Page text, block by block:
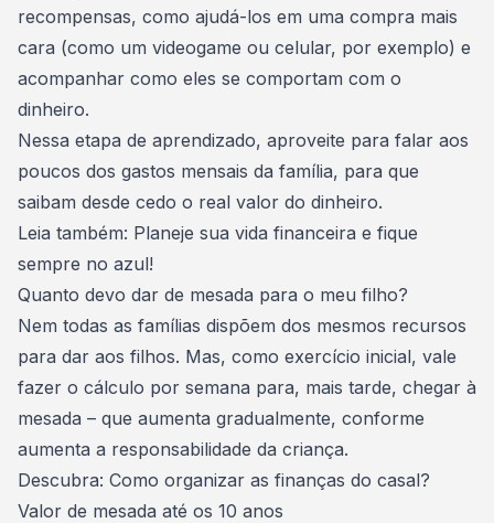
recompensas, como ajudá-los em uma compra mais
cara (como um videogame ou celular, por exemplo) e
acompanhar como eles se comportam com o
dinheiro.
Nessa etapa de aprendizado, aproveite para falar aos
poucos dos gastos mensais da família, para que
saibam desde cedo o real valor do dinheiro.
Leia também: Planeje sua vida financeira e fique
sempre no azul!
Quanto devo dar de mesada para o meu filho?
Nem todas as famílias dispõem dos mesmos recursos
para dar aos filhos. Mas, como exercício inicial, vale
fazer o cálculo por semana para, mais tarde, chegar à
mesada – que aumenta gradualmente, conforme
aumenta a responsabilidade da criança.
Descubra: Como organizar as finanças do casal?
Valor de mesada até os 10 anos